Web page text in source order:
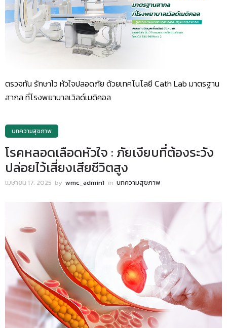
ตรวจทัน รักษาไว หัวใจปลอดภัย ด้วยเทคโนโลยี Cath Lab มาตรฐาน
สากล ที่โรงพยาบาลเวิลด์เมดิคอล
บทความสุขภาพ
โรคหลอดเลือดหัวใจ : ภัยเงียบที่ต้องระวัง
ปล่อยไว้เสี่ยงเสียชีวิตสูง
เมษายน 17, 2025 by wmc_admin1 in บทความสุขภาพ